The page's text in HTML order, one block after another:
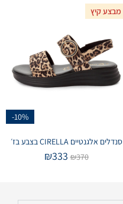
מבצע קיץ
-10%
סנדלים אלגנטיים CIRELLA בצבע בז׳
₪370
₪333